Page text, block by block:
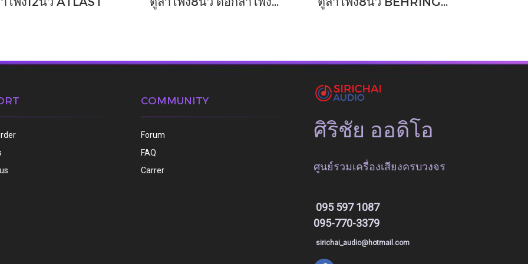
COMMUNITY
Forum
FAQ
Carrer
ศิริชัย ออดิโอ
ศูนย์รวมเครื่องเสียงครบวงจร
095 597 1087
095-770-3379
sirichai_audio@hotmail.com